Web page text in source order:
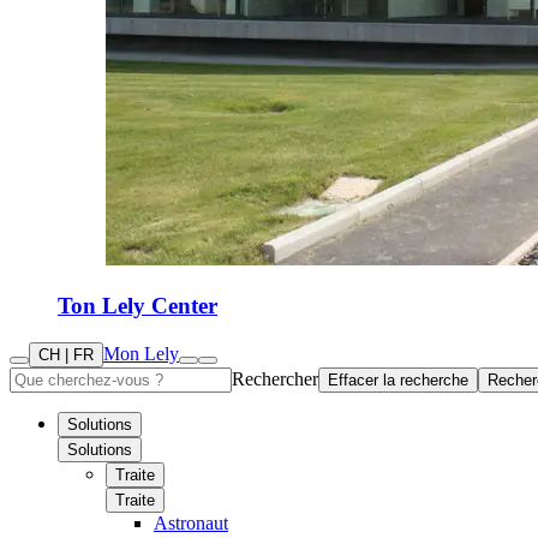
Ton Lely Center
CH | FR Mon Lely
Rechercher
Effacer la recherche
Solutions
Solutions
Traite
Traite
Astronaut